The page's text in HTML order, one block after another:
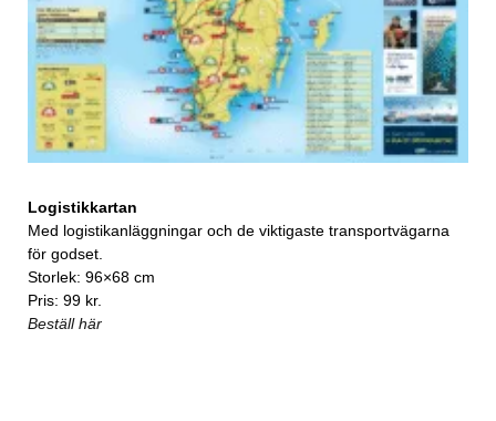
Logistikkartan
Med logistikanläggningar och de viktigaste transportvägarna
för godset.
Storlek: 96×68 cm
Pris: 99 kr.
Beställ här